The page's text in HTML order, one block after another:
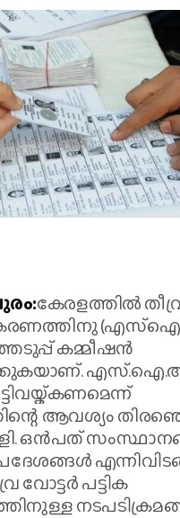
കേരളത്തില്‍
കമ്മീഷന്‍
ആവശ്യം
ഒന്‍പത്
വോട്ടര്‍ പട്ടിക